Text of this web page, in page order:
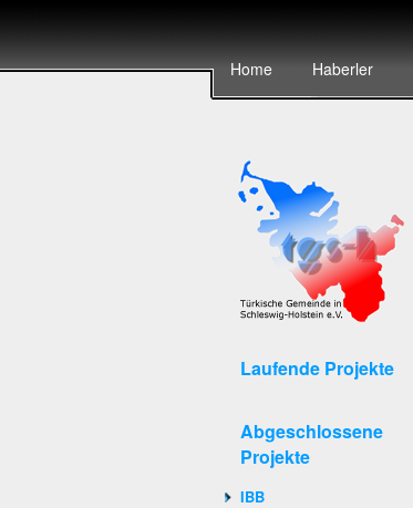
Home Haberler
Laufende Projekte
Abgeschlossene
Projekte
IBB